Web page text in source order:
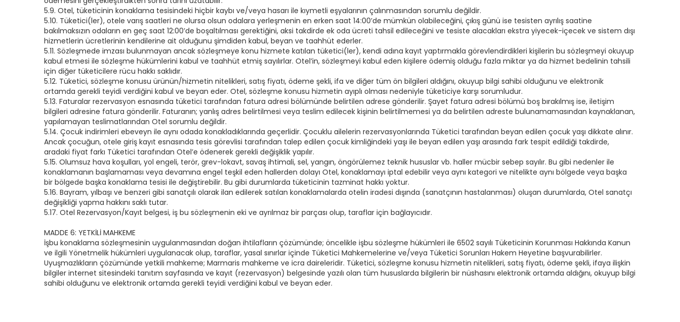
5.9. Otel, tüketicinin konaklama tesisindeki hiçbir kaybı ve/veya hasarı ile kıymetli eşyalarının çalınmasından sorumlu değildir.
5.10. Tüketici(ler), otele varış saatleri ne olursa olsun odalara yerleşmenin en erken saat 14:00’de mümkün olabileceğini, çıkış günü ise tesisten ayrılış saatine
bakılmaksızın odaların en geç saat 12:00’de boşaltılması gerektiğini, aksi takdirde ek oda ücreti tahsil edileceğini ve tesiste alacakları ekstra yiyecek-içecek ve sistem dışı
hizmetlerin ücretlerinin kendilerine ait olduğunu şimdiden kabul, beyan ve taahhüt ederler.
5.11. Sözleşmede imzası bulunmayan ancak sözleşmeye konu hizmete katılan tüketici(ler), kendi adına kayıt yaptırmakla görevlendirdikleri kişilerin bu sözleşmeyi okuyup
kabul etmesi ile sözleşme hükümlerini kabul ve taahhüt etmiş sayılırlar. Otel’in, sözleşmeyi kabul eden kişilere ödemiş olduğu fazla miktar ya da hizmet bedelinin tahsili
için diğer tüketicilere rücu hakkı saklıdır.
5.12. Tüketici, sözleşme konusu ürünün/hizmetin nitelikleri, satış fiyatı, ödeme şekli, ifa ve diğer tüm ön bilgileri aldığını, okuyup bilgi sahibi olduğunu ve elektronik
ortamda gerekli teyidi verdiğini kabul ve beyan eder. Otel, sözleşme konusu hizmetin ayıplı olması nedeniyle tüketiciye karşı sorumludur.
5.13. Faturalar rezervasyon esnasında tüketici tarafından fatura adresi bölümünde belirtilen adrese gönderilir. Şayet fatura adresi bölümü boş bırakılmış ise, iletişim
bilgileri adresine fatura gönderilir. Faturanın; yanlış adres belirtilmesi veya teslim edilecek kişinin belirtilmemesi ya da belirtilen adreste bulunamamasından kaynaklanan,
yapılamayan teslimatlarından Otel sorumlu değildir.
5.14. Çocuk indirimleri ebeveyn ile aynı odada konakladıklarında geçerlidir. Çocuklu ailelerin rezervasyonlarında Tüketici tarafından beyan edilen çocuk yaşı dikkate alınır.
Ancak çocuğun, otele giriş kayıt esnasında tesis görevlisi tarafından talep edilen çocuk kimliğindeki yaşı ile beyan edilen yaşı arasında fark tespit edildiği takdirde,
aradaki fiyat farkı Tüketici tarafından Otel’e ödenerek gerekli değişiklik yapılır.
5.15. Olumsuz hava koşulları, yol engeli, terör, grev-lokavt, savaş ihtimali, sel, yangın, öngörülemez teknik hususlar vb. haller mücbir sebep sayılır. Bu gibi nedenler ile
konaklamanın başlamaması veya devamına engel teşkil eden hallerden dolayı Otel, konaklamayı iptal edebilir veya aynı kategori ve nitelikte aynı bölgede veya başka
bir bölgede başka konaklama tesisi ile değiştirebilir. Bu gibi durumlarda tüketicinin tazminat hakkı yoktur.
5.16. Bayram, yılbaşı ve benzeri gibi sanatçılı olarak ilan edilerek satılan konaklamalarda otelin iradesi dışında (sanatçının hastalanması) oluşan durumlarda, Otel sanatçı
değişikliği yapma hakkını saklı tutar.
5.17. Otel Rezervasyon/Kayıt belgesi, iş bu sözleşmenin eki ve ayrılmaz bir parçası olup, taraflar için bağlayıcıdır.
MADDE 6: YETKİLİ MAHKEME
İşbu konaklama sözleşmesinin uygulanmasından doğan ihtilafların çözümünde; öncelikle işbu sözleşme hükümleri ile 6502 sayılı Tüketicinin Korunması Hakkında Kanun
ve ilgili Yönetmelik hükümleri uygulanacak olup, taraflar, yasal sınırlar içinde Tüketici Mahkemelerine ve/veya Tüketici Sorunları Hakem Heyetine başvurabilirler.
Uyuşmazlıkların çözümünde yetkili mahkeme; Marmaris mahkeme ve icra daireleridir. Tüketici, sözleşme konusu hizmetin nitelikleri, satış fiyatı, ödeme şekli, ifaya ilişkin
bilgiler internet sitesindeki tanıtım sayfasında ve kayıt (rezervasyon) belgesinde yazılı olan tüm hususlarda bilgilerin bir nüshasını elektronik ortamda aldığını, okuyup bilgi
sahibi olduğunu ve elektronik ortamda gerekli teyidi verdiğini kabul ve beyan eder.